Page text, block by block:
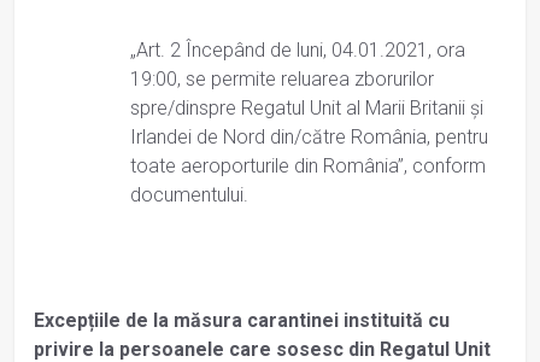
„Art. 2 Începând de luni, 04.01.2021, ora
19:00, se permite reluarea zborurilor
spre/dinspre Regatul Unit al Marii Britanii și
Irlandei de Nord din/către România, pentru
toate aeroporturile din România”, conform
documentului.
Excepțiile de la măsura carantinei instituită cu
privire la persoanele care sosesc din Regatul Unit